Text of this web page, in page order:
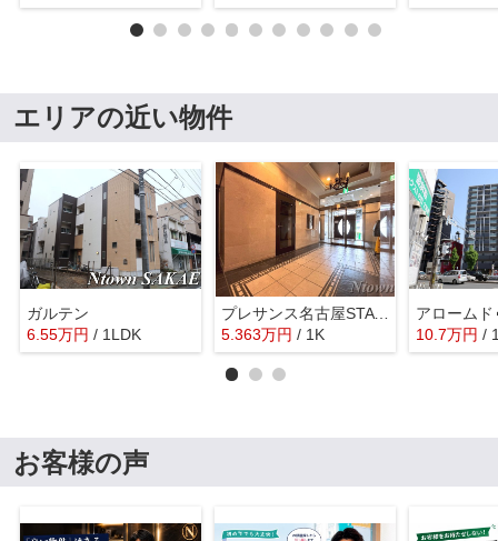
エリアの近い物件
ガルテン
6.55万円 / 1LDK
プレサンス名古屋STATIONザ・シティ
5.363万円 / 1K
アロームド
10.7万円 /
お客様の声